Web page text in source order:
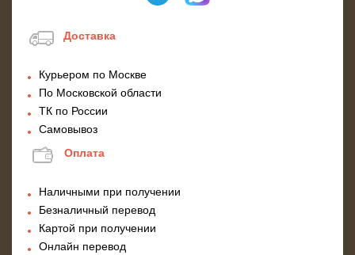
Доставка
Курьером по Москве
По Московской области
ТК по России
Самовывоз
Оплата
Наличными при получении
Безналичный перевод
Картой при получении
Онлайн перевод